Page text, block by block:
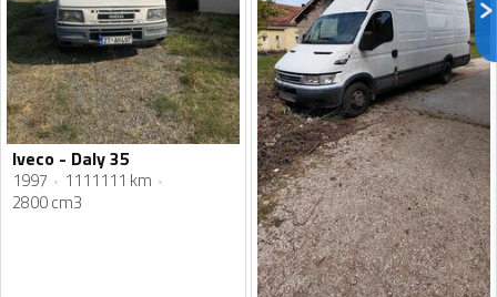
Iveco - Daly 35
1997
1111111 km
2800 cm3